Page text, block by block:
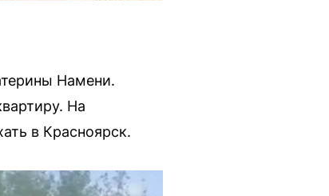
Намени.
На
в Красноярск.